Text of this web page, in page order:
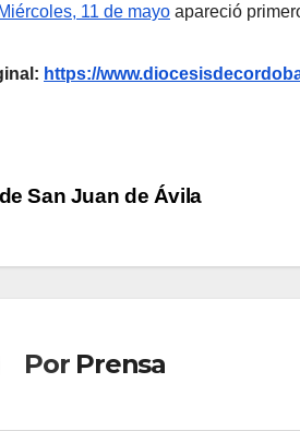
Miércoles, 11 de mayo apareció
https://
San Juan de Ávila
Por Prensa